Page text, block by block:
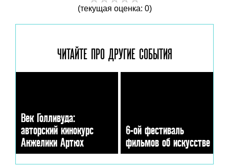
(текущая оценка: 0)
ЧИТАЙТЕ ПРО ДРУГИЕ СОБЫТИЯ
Век Голливуда:
авторский кинокурс
Анжелики Артюх
6-ой фестиваль
фильмов об искусстве